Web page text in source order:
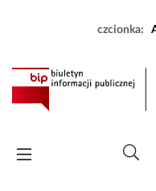
czcionka: